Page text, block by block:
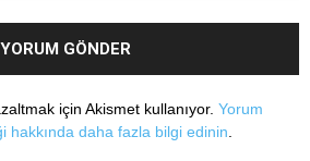
için Akismet kullanıyor. Yorum
hakkında daha fazla bilgi edinin